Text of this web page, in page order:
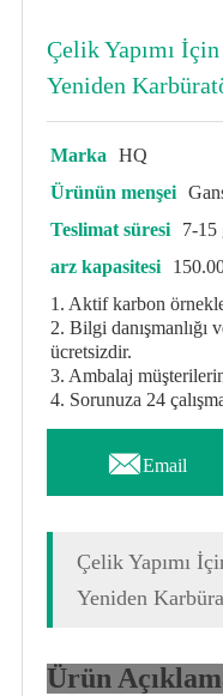
Çelik Yapımı
Yeniden
Marka
HQ
Ürünün menşei
Teslimat süresi
7-15
arz kapasitesi
1. Aktif karbon
2. Bilgi danışmanlığı
ücretsizdir.
3. Ambalaj
4. Sorunuza 24
Email
Çelik Yapımı
Yeniden
Ürün